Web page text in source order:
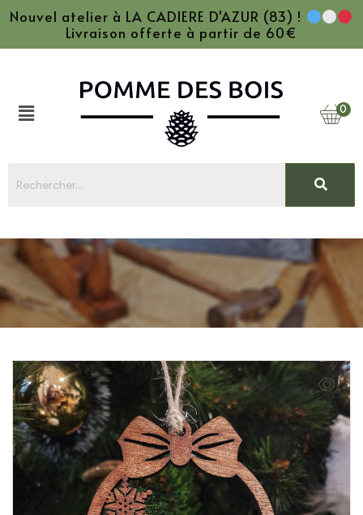
Nouvel atelier à LA CADIERE D'AZUR (83) !
Livraison offerte à partir de 60€
0